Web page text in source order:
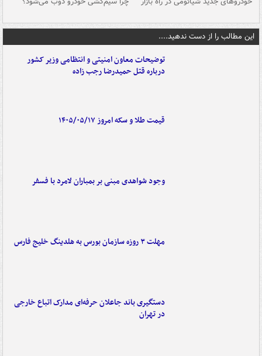
این مطالب را از دست ندهید....
توضیحات معاون امنیتی و انتظامی وزیر کشور
درباره قتل حمیدرضا رجب زاده
قیمت طلا و سکه امروز ۱۴۰۵/۰۵/۱۷
وجود شواهدی مبنی بر بمباران لامرد با فسفر
مهلت ۳ روزه سازمان بورس به هلدینگ خلیج فارس
دستگیری باند جاعلان حرفه‌ای مدارک اتباع خارجی
در تهران